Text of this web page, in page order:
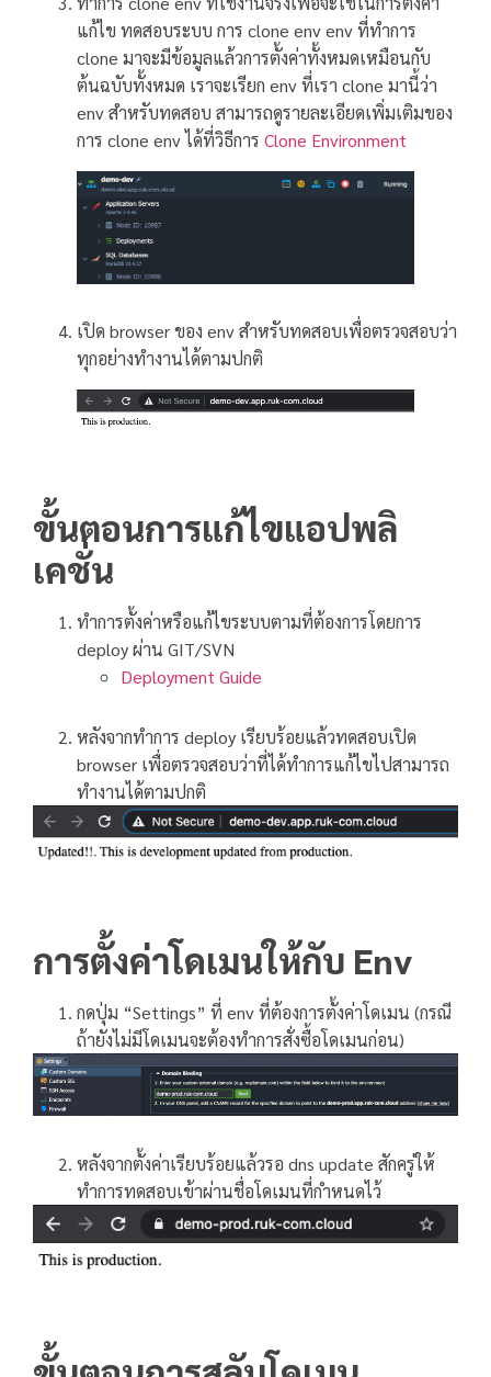
แก้ไข ทดสอบระบบ การ clone env env ที่ทำการ
clone มาจะมีข้อมูลแล้วการตั้งค่าทั้งหมดเหมือนกับ
ต้นฉบับทั้งหมด เราจะเรียก env ที่เรา clone มานี้ว่า
env สำหรับทดสอบ สามารถดูรายละเอียดเพิ่มเติมของ
การ clone env ได้ที่วิธีการ Clone Environment
เปิด browser ของ env สำหรับทดสอบเพื่อตรวจสอบว่า
ทุกอย่างทำงานได้ตามปกติ
ขั้นตอนการแก้ไขแอปพลิ
เคชั่น
ทำการตั้งค่าหรือแก้ไขระบบตามที่ต้องการโดยการ
deploy ผ่าน GIT/SVN
Deployment Guide
หลังจากทำการ deploy เรียบร้อยแล้วทดสอบเปิด
browser เพื่อตรวจสอบว่าที่ได้ทำการแก้ไขไปสามารถ
ทำงานได้ตามปกติ
การตั้งค่าโดเมนให้กับ Env
กดปุ่ม “Settings” ที่ env ที่ต้องการตั้งค่าโดเมน (กรณี
ถ้ายังไม่มีโดเมนจะต้องทำการสั่งซื้อโดเมนก่อน)
หลังจากตั้งค่าเรียบร้อยแล้วรอ dns update สักครู่ให้
ทำการทดสอบเข้าผ่านชื่อโดเมนที่กำหนดไว้